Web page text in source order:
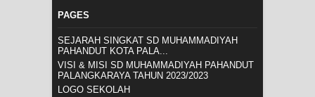
PAGES
SEJARAH SINGKAT SD MUHAMMADIYAH
PAHANDUT KOTA PALA...
VISI & MISI SD MUHAMMADIYAH PAHANDUT
PALANGKARAYA TAHUN 2023/2023
LOGO SEKOLAH